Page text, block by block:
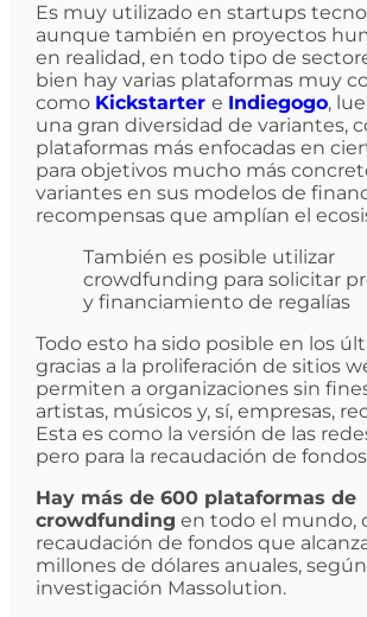
Es muy utilizado en startups
aunque también en proyectos
en realidad, en todo tipo de
bien hay varias plataformas muy
como Kickstarter e Indiegogo,
una gran diversidad de variantes,
plataformas más enfocadas en
para objetivos mucho más
variantes en sus modelos de
recompensas que amplían el
También es posible utilizar
crowdfunding para solicitar
y financiamiento de regalías
Todo esto ha sido posible en los
gracias a la proliferación de sitios
permiten a organizaciones sin
artistas, músicos y, sí, empresas,
Esta es como la versión de las
pero para la recaudación de
Hay más de 600 plataformas de
crowdfunding en todo el mundo,
recaudación de fondos que
millones de dólares anuales,
investigación Massolution.